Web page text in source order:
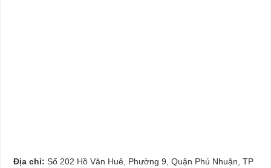
Địa chỉ: Số 202 Hồ Văn Huê, Phường 9, Quận Phú Nhuận, TP